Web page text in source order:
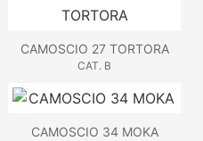
CAMOSCIO 27 TORTORA
CAT. B
CAMOSCIO 34 MOKA